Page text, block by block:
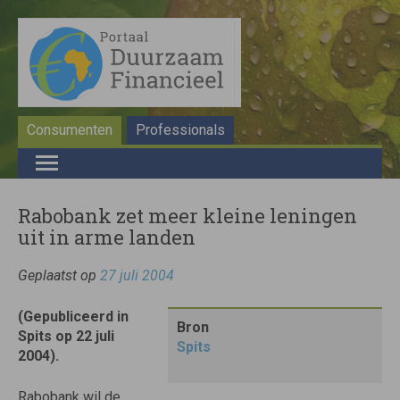
Consumenten Professionals
Rabobank zet meer kleine leningen
uit in arme landen
Geplaatst op 27 juli 2004
Bron
Spits
(Gepubliceerd in
Spits op 22 juli
2004).